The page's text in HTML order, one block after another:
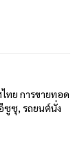
ทย การขายทอด
ซูซุ, รถยนต์นั่ง